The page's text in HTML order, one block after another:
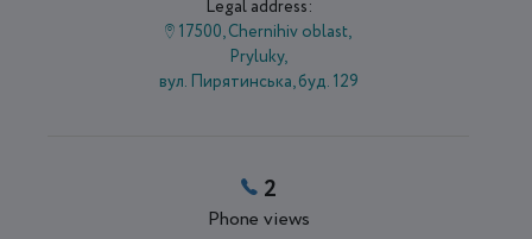
Legal address:
17500, Chernihiv oblast,
Pryluky,
вул. Пирятинська, буд. 129
2
Phone views